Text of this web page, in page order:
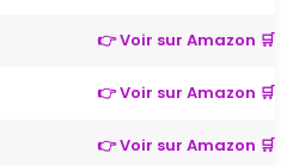
👉 Voir sur Amazon 🛒
👉 Voir sur Amazon 🛒
👉 Voir sur Amazon 🛒